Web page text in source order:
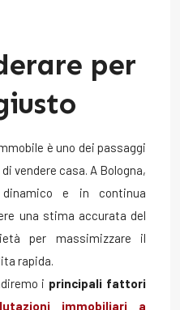
per
è uno dei passaggi
vendere casa. A Bologna,
e in continua
una stima accurata del
per massimizzare il
rapida.
i principali fattori
immobiliari a